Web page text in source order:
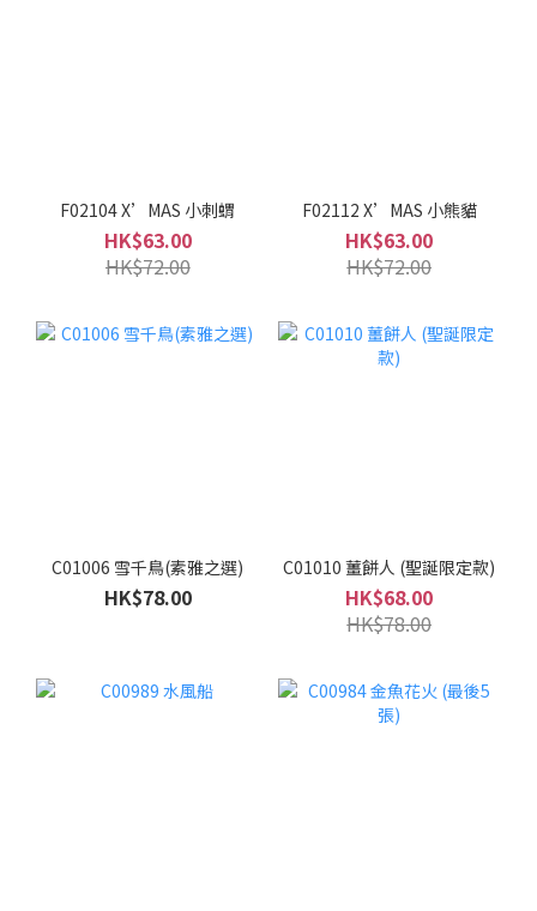
F02104 X’MAS 小刺蝟
HK$63.00
HK$72.00
F02112 X’MAS 小熊貓
HK$63.00
HK$72.00
C01006 雪千鳥(素雅之選)
HK$78.00
C01010 薑餅人 (聖誕限定款)
HK$68.00
HK$78.00